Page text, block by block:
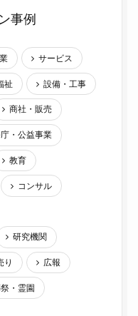
事例
サービス
祉 設備・工事
商社・販売
・公益事業
教育
コンサル
研究機関
り 広報
・霊園